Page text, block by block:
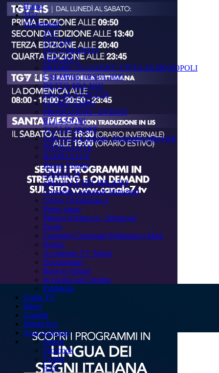
Home
TG7
On demand
TG7
TG7 LIS
TG7 TARANTO
PERCHÉ ?
PREMIO "IL GOZZO" CITTÀ DI MONOPOLI
È SEMPRE FESTA 2025
DETTO TRA NOI
FACCIA A FACCIA
FUORICAMPO
PRODUZIONI - EVENTI
RELAZIONI
TG7 LIS SPORT
Sulla via di Emmaus - Domande sulla Fede
INFOSALUTE
RADIO ELLE
Buona Visione
CIVICO 74
SPECIALE BIT MILANO
Consiglio Comunale Monopoli
Civico 74 Edizione 2
Primo piano
Musica d'Attracco - Spettacoli
Zoom
Consiglio Comunale Polignano a Mare
Replay
Accademia TV Talent
Documentari
Back to School
In cucina con Cristina
Pubblicità
Guida TV
News
Contatti
Dirette live
Area copertura
Search
Facebook
Twitter
RSS